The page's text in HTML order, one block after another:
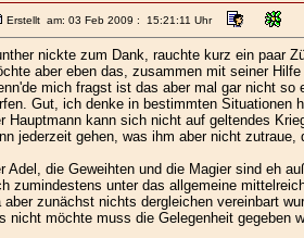
Erstellt am: 03 Feb 2009 : 15:21:11 Uhr
nickte zum Dank, rauchte kurz ein paar
aber eben das, zusammen mit seiner
mich fragst ist das aber mal gar nicht
Gut, ich denke in bestimmten Situationen
Hauptmann kann sich nicht auf geltendes
jederzeit gehen, was ihm aber nicht
Adel, die Geweihten und die Magier sind eh
zumindestens unter das allgemeine
aber zunächst nichts dergleichen vereinbart
nicht möchte muss die Gelegenheit gegeben